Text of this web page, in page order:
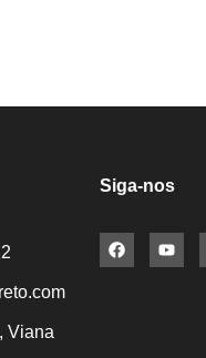
Viana
Siga-nos